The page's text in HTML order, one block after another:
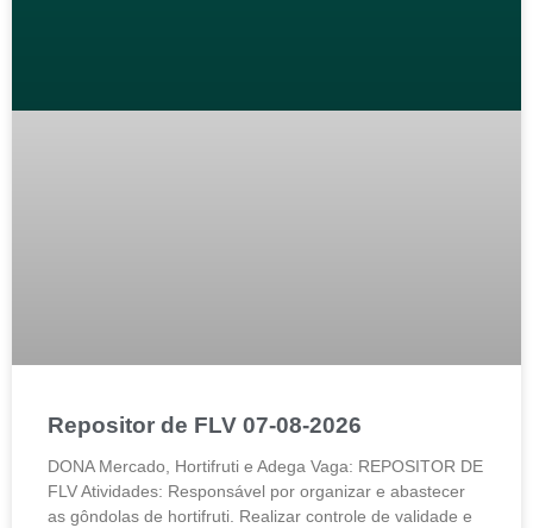
Repositor de FLV 07-08-2026
DONA Mercado, Hortifruti e Adega Vaga: REPOSITOR DE
FLV Atividades: Responsável por organizar e abastecer
as gôndolas de hortifruti. Realizar controle de validade e